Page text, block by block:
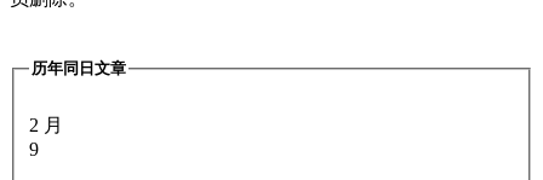
历年同日文章
2 月
9